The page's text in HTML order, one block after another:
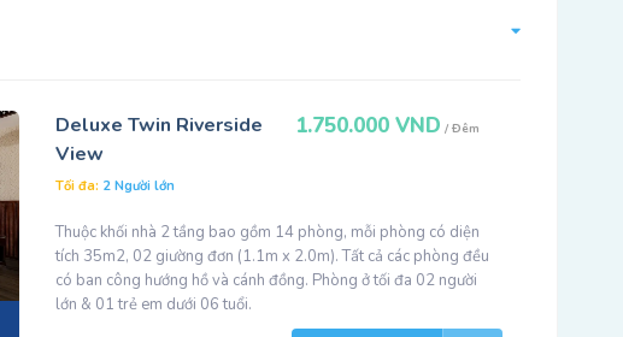
Deluxe Twin Riverside
View
Tối đa: 2 Người lớn
1.750.000 VND / Đêm
Thuộc khối nhà 2 tầng bao gồm 14 phòng, mỗi phòng có diện
tích 35m2, 02 giường đơn (1.1m x 2.0m). Tất cả các phòng đều
có ban công hướng hồ và cánh đồng. Phòng ở tối đa 02 người
lớn & 01 trẻ em dưới 06 tuổi.